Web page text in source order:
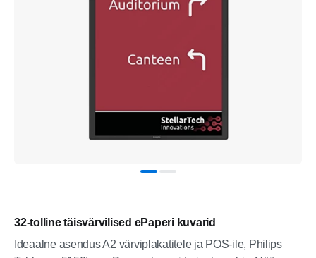
32-tolline täisvärvilised ePaperi kuvarid
Ideaalne asendus A2 värviplakatitele ja POS-ile, Philips